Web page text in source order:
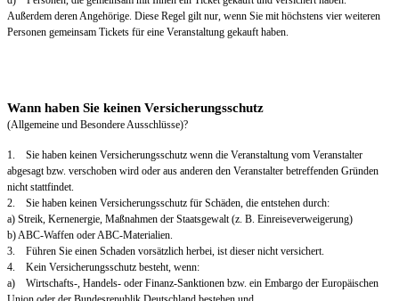
Außerdem deren Angehörige. Diese Regel gilt nur, wenn Sie mit höchstens vier weiteren
Personen gemeinsam Tickets für eine Veranstaltung gekauft haben.
Wann haben Sie keinen Versicherungsschutz
(Allgemeine und Besondere Ausschlüsse)?
1. Sie haben keinen Versicherungsschutz wenn die Veranstaltung vom Veranstalter
abgesagt bzw. verschoben wird oder aus anderen den Veranstalter betreffenden Gründen
nicht stattfindet.
2. Sie haben keinen Versicherungsschutz für Schäden, die entstehen durch:
a) Streik, Kernenergie, Maßnahmen der Staatsgewalt (z. B. Einreiseverweigerung)
b) ABC-Waffen oder ABC-Materialien.
3. Führen Sie einen Schaden vorsätzlich herbei, ist dieser nicht versichert.
4. Kein Versicherungsschutz besteht, wenn:
a) Wirtschafts-, Handels- oder Finanz-Sanktionen bzw. ein Embargo der Europäischen